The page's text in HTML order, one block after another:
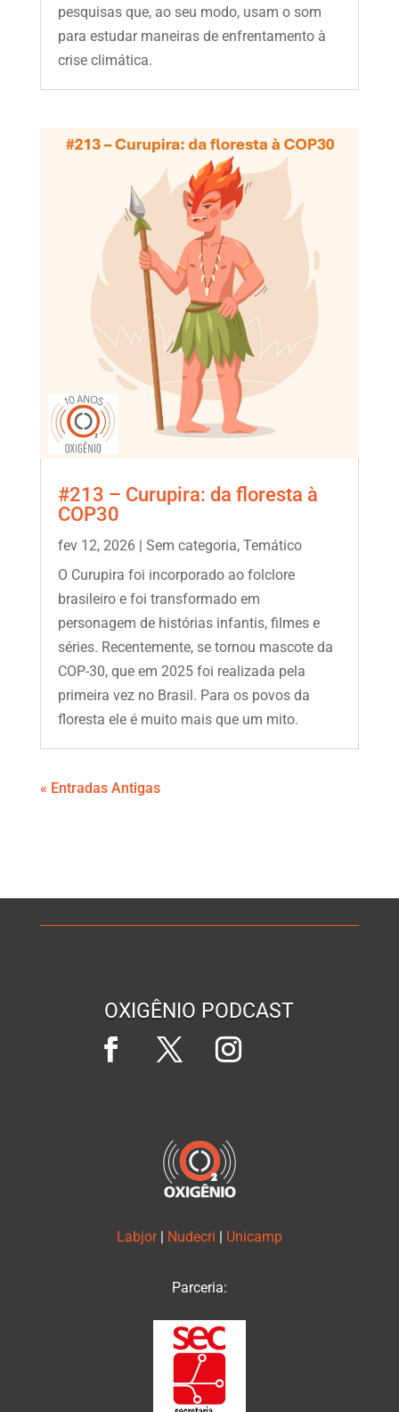
pesquisas que, ao seu modo, usam o som
para estudar maneiras de enfrentamento à
crise climática.
#213 – Curupira: da floresta à
COP30
fev 12, 2026| Sem categoria, Temático
O Curupira foi incorporado ao folclore
brasileiro e foi transformado em
personagem de histórias infantis, filmes e
séries. Recentemente, se tornou mascote da
COP-30, que em 2025 foi realizada pela
primeira vez no Brasil. Para os povos da
floresta ele é muito mais que um mito.
« Entradas Antigas
OXIGÊNIO PODCAST
Labjor | Nudecri | Unicamp
Parceria: